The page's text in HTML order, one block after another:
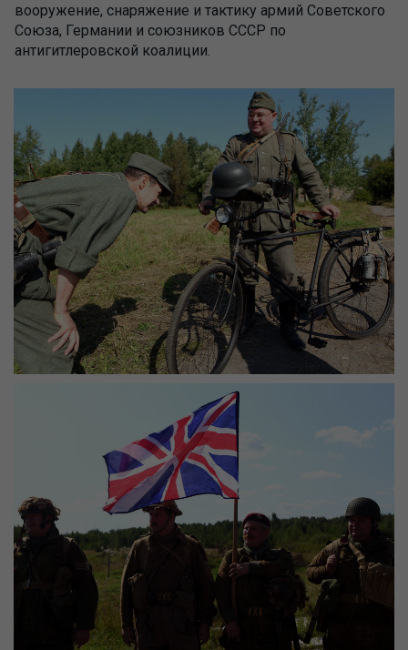
вооружение, снаряжение и тактику армий Советского
Союза, Германии и союзников СССР по
антигитлеровской коалиции.